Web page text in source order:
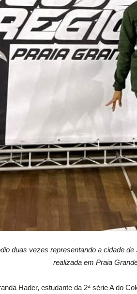
duas vezes representando a cidade
realizada em Praia
Hader, estudante da 2ª série A do